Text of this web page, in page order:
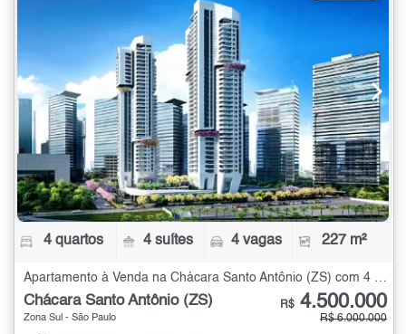
4 quartos 4 suítes 4 vagas 227 m²
Apartamento à Venda na Chácara Santo Antônio (ZS) com 4 quartos - 227 m²
Chácara Santo Antônio (ZS)
Zona Sul - São Paulo
R$ 4.500.000
R$ 6.000.000